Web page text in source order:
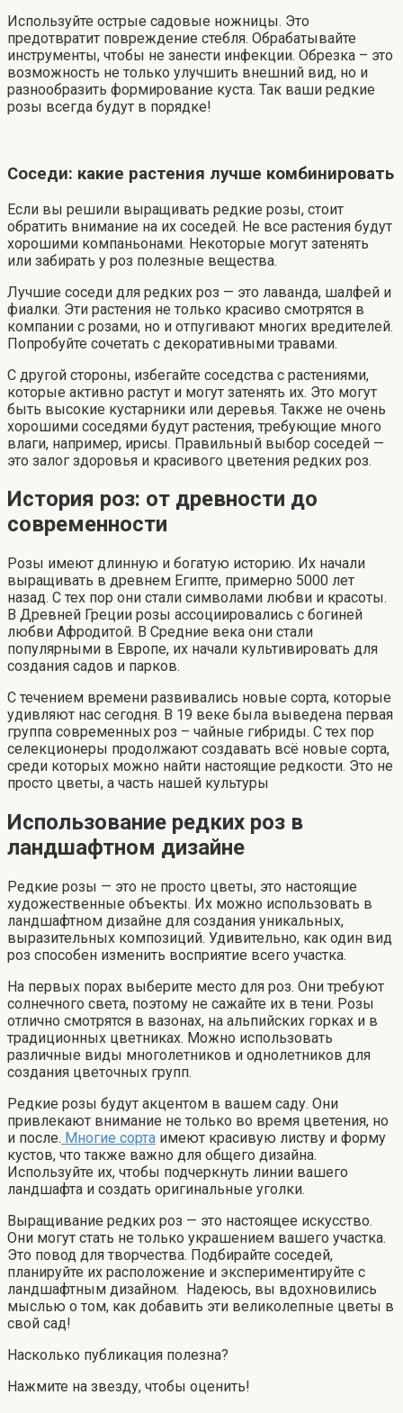
Используйте острые садовые ножницы. Это
предотвратит повреждение стебля. Обрабатывайте
инструменты, чтобы не занести инфекции. Обрезка – это
возможность не только улучшить внешний вид, но и
разнообразить формирование куста. Так ваши редкие
розы всегда будут в порядке!
Соседи: какие растения лучше комбинировать
Если вы решили выращивать редкие розы, стоит
обратить внимание на их соседей. Не все растения будут
хорошими компаньонами. Некоторые могут затенять
или забирать у роз полезные вещества.
Лучшие соседи для редких роз — это лавандa, шалфей и
фиалки. Эти растения не только красиво смотрятся в
компании с розами, но и отпугивают многих вредителей.
Попробуйте сочетать с декоративными травами.
С другой стороны, избегайте соседства с растениями,
которые активно растут и могут затенять их. Это могут
быть высокие кустарники или деревья. Также не очень
хорошими соседями будут растения, требующие много
влаги, например, ирисы. Правильный выбор соседей —
это залог здоровья и красивого цветения редких роз.
История роз: от древности до
современности
Розы имеют длинную и богатую историю. Их начали
выращивать в древнем Египте, примерно 5000 лет
назад. С тех пор они стали символами любви и красоты.
В Древней Греции розы ассоциировались с богиней
любви Афродитой. В Средние века они стали
популярными в Европе, их начали культивировать для
создания садов и парков.
С течением времени развивались новые сорта, которые
удивляют нас сегодня. В 19 веке была выведена первая
группа современных роз – чайные гибриды. С тех пор
селекционеры продолжают создавать всё новые сорта,
среди которых можно найти настоящие редкости. Это не
просто цветы, а часть нашей культуры
Использование редких роз в
ландшафтном дизайне
Редкие розы — это не просто цветы, это настоящие
художественные объекты. Их можно использовать в
ландшафтном дизайне для создания уникальных,
выразительных композиций. Удивительно, как один вид
роз способен изменить восприятие всего участка.
На первых порах выберите место для роз. Они требуют
солнечного света, поэтому не сажайте их в тени. Розы
отлично смотрятся в вазонах, на альпийских горках и в
традиционных цветниках. Можно использовать
различные виды многолетников и однолетников для
создания цветочных групп.
Редкие розы будут акцентом в вашем саду. Они
привлекают внимание не только во время цветения, но
и после. Многие сорта имеют красивую листву и форму
кустов, что также важно для общего дизайна.
Используйте их, чтобы подчеркнуть линии вашего
ландшафта и создать оригинальные уголки.
Выращивание редких роз — это настоящее искусство.
Они могут стать не только украшением вашего участка.
Это повод для творчества. Подбирайте соседей,
планируйте их расположение и экспериментируйте с
ландшафтным дизайном. Надеюсь, вы вдохновились
мыслью о том, как добавить эти великолепные цветы в
свой сад!
Насколько публикация полезна?
Нажмите на звезду, чтобы оценить!